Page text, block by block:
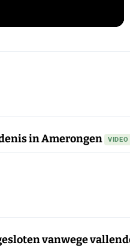
in Amerongen VIDEO
vanwege